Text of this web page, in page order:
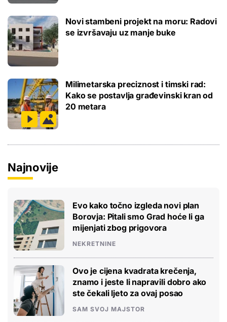
Novi stambeni projekt na moru: Radovi
se izvršavaju uz manje buke
Milimetarska preciznost i timski rad:
Kako se postavlja građevinski kran od
20 metara
Najnovije
Evo kako točno izgleda novi plan
Borovja: Pitali smo Grad hoće li ga
mijenjati zbog prigovora
NEKRETNINE
Ovo je cijena kvadrata krečenja,
znamo i jeste li napravili dobro ako
ste čekali ljeto za ovaj posao
SAM SVOJ MAJSTOR